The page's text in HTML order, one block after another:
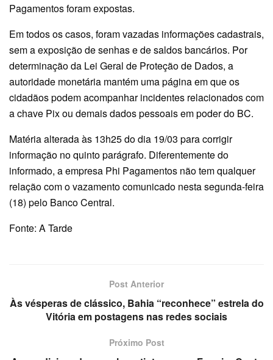
Pagamentos foram expostas.
Em todos os casos, foram vazadas informações cadastrais,
sem a exposição de senhas e de saldos bancários. Por
determinação da Lei Geral de Proteção de Dados, a
autoridade monetária mantém uma página em que os
cidadãos podem acompanhar incidentes relacionados com
a chave Pix ou demais dados pessoais em poder do BC.
Matéria alterada às 13h25 do dia 19/03 para corrigir
informação no quinto parágrafo. Diferentemente do
informado, a empresa Phi Pagamentos não tem qualquer
relação com o vazamento comunicado nesta segunda-feira
(18) pelo Banco Central.
Fonte: A Tarde
Post Anterior
Às vésperas de clássico, Bahia “reconhece” estrela do
Vitória em postagens nas redes sociais
Próximo Post